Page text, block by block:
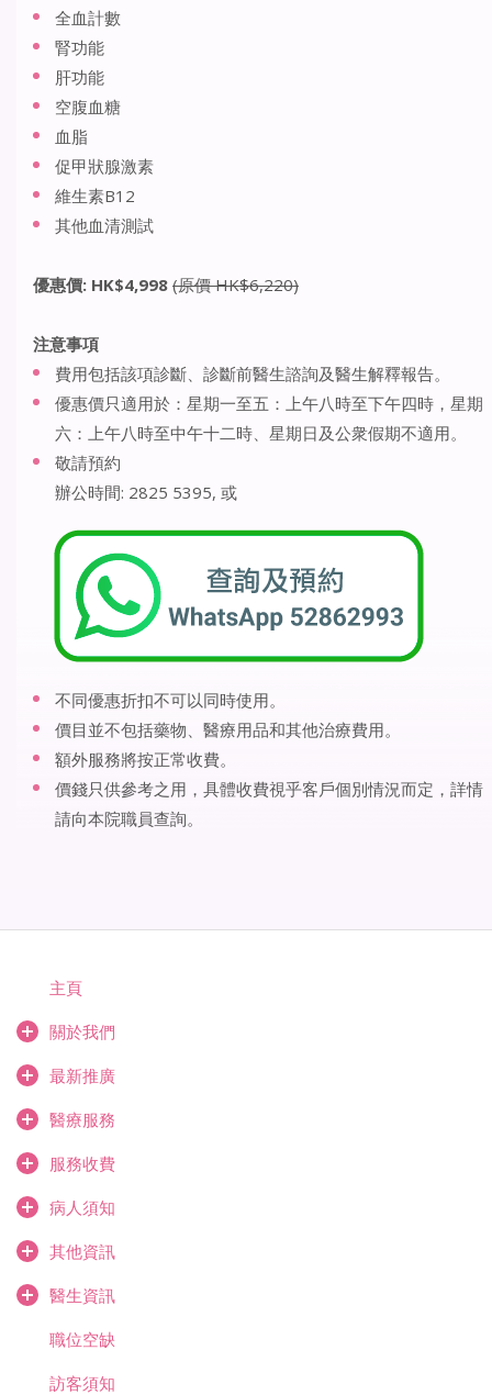
全血計數
腎功能
肝功能
空腹血糖
血脂
促甲狀腺激素
維生素B12
其他血清測試
優惠價: HK$4,998 (原價 HK$6,220)
注意事項
費用包括該項診斷、診斷前醫生諮詢及醫生解釋報告。
優惠價只適用於：星期一至五：上午八時至下午四時，星期
六：上午八時至中午十二時、星期日及公衆假期不適用。
敬請預約
辦公時間: 2825 5395, 或
不同優惠折扣不可以同時使用。
價目並不包括藥物、醫療用品和其他治療費用。
額外服務將按正常收費。
價錢只供參考之用，具體收費視乎客戶個別情況而定，詳情
請向本院職員查詢。
主頁
關於我們
最新推廣
醫療服務
服務收費
病人須知
其他資訊
醫生資訊
職位空缺
訪客須知